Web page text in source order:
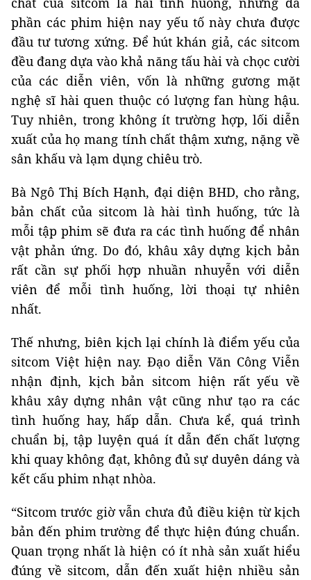
phần các phim hiện nay yếu tố này chưa được
đầu tư tương xứng. Để hút khán giả, các sitcom
đều đang dựa vào khả năng tấu hài và chọc cười
của các diễn viên, vốn là những gương mặt
nghệ sĩ hài quen thuộc có lượng fan hùng hậu.
Tuy nhiên, trong không ít trường hợp, lối diễn
xuất của họ mang tính chất thậm xưng, nặng về
sân khấu và lạm dụng chiêu trò.
Bà Ngô Thị Bích Hạnh, đại diện BHD, cho rằng,
bản chất của sitcom là hài tình huống, tức là
mỗi tập phim sẽ đưa ra các tình huống để nhân
vật phản ứng. Do đó, khâu xây dựng kịch bản
rất cần sự phối hợp nhuần nhuyễn với diễn
viên để mỗi tình huống, lời thoại tự nhiên
nhất.
Thế nhưng, biên kịch lại chính là điểm yếu của
sitcom Việt hiện nay. Đạo diễn Văn Công Viễn
nhận định, kịch bản sitcom hiện rất yếu về
khâu xây dựng nhân vật cũng như tạo ra các
tình huống hay, hấp dẫn. Chưa kể, quá trình
chuẩn bị, tập luyện quá ít dẫn đến chất lượng
khi quay không đạt, không đủ sự duyên dáng và
kết cấu phim nhạt nhòa.
“Sitcom trước giờ vẫn chưa đủ điều kiện từ kịch
bản đến phim trường để thực hiện đúng chuẩn.
Quan trọng nhất là hiện có ít nhà sản xuất hiểu
đúng về sitcom, dẫn đến xuất hiện nhiều sản